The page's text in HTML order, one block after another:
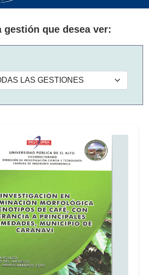
gestión que desea ver: